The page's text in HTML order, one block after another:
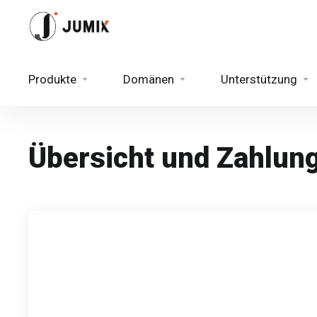
Produkte Domänen Unterstützung
Übersicht und